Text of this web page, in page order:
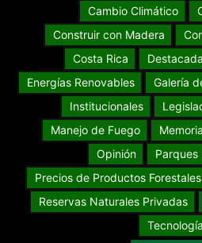
Cambio Climático
Construir con Madera
Costa Rica
Energías Renovables
Galería
Institucionales
Manejo de Fuego
Opinión
Parques
Precios de Productos Forestales
Reservas Naturales Privadas